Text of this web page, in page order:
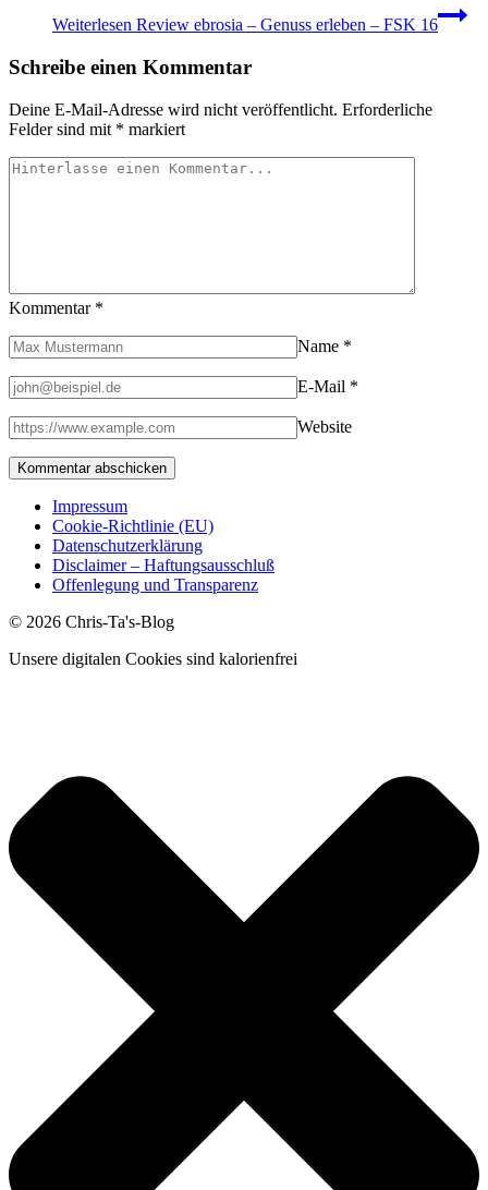
Weiterlesen Review ebrosia – Genuss erleben – FSK 16
Schreibe einen Kommentar
Deine E-Mail-Adresse wird nicht veröffentlicht. Erforderliche
Felder sind mit * markiert
Kommentar *
Name *
E-Mail *
Website
Impressum
Cookie-Richtlinie (EU)
Datenschutzerklärung
Disclaimer – Haftungsausschluß
Offenlegung und Transparenz
© 2026 Chris-Ta's-Blog
Unsere digitalen Cookies sind kalorienfrei